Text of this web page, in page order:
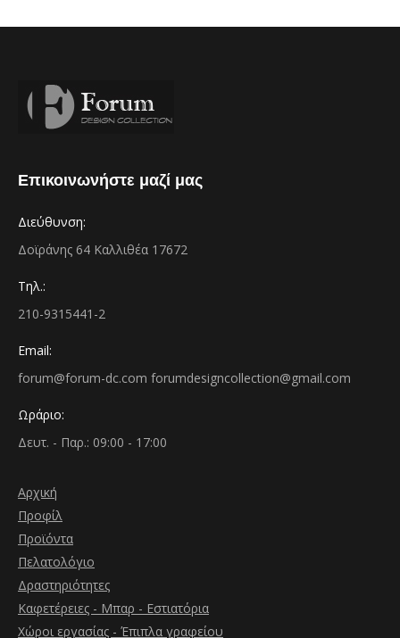
Επικοινωνήστε μαζί μας
Διεύθυνση:
Δοϊράνης 64 Καλλιθέα 17672
Τηλ.:
210-9315441-2
Email:
forum@forum-dc.com forumdesigncollection@gmail.com
Ωράριο:
Δευτ. - Παρ.: 09:00 - 17:00
Αρχική
Προφίλ
Προϊόντα
Πελατολόγιο
Δραστηριότητες
Καφετέρειες - Μπαρ - Εστιατόρια
Χώροι εργασίας - Έπιπλα γραφείου